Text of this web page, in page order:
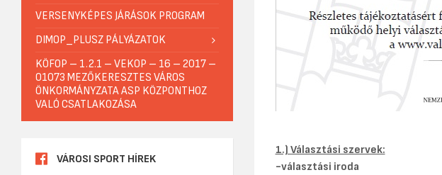
1.) Választási szervek:
-választási iroda
VERSENYKÉPES JÁRÁSOK PROGRAM
DIMOP_PLUSZ PÁLYÁZATOK
KÖFOP – 1.2.1 – VEKOP – 16 – 2017 –
01073 MEZŐKERESZTES VÁROS
ÖNKORMÁNYZATA ASP KÖZPONTHOZ
VALÓ CSATLAKOZÁSA
VÁROSI SPORT HÍREK